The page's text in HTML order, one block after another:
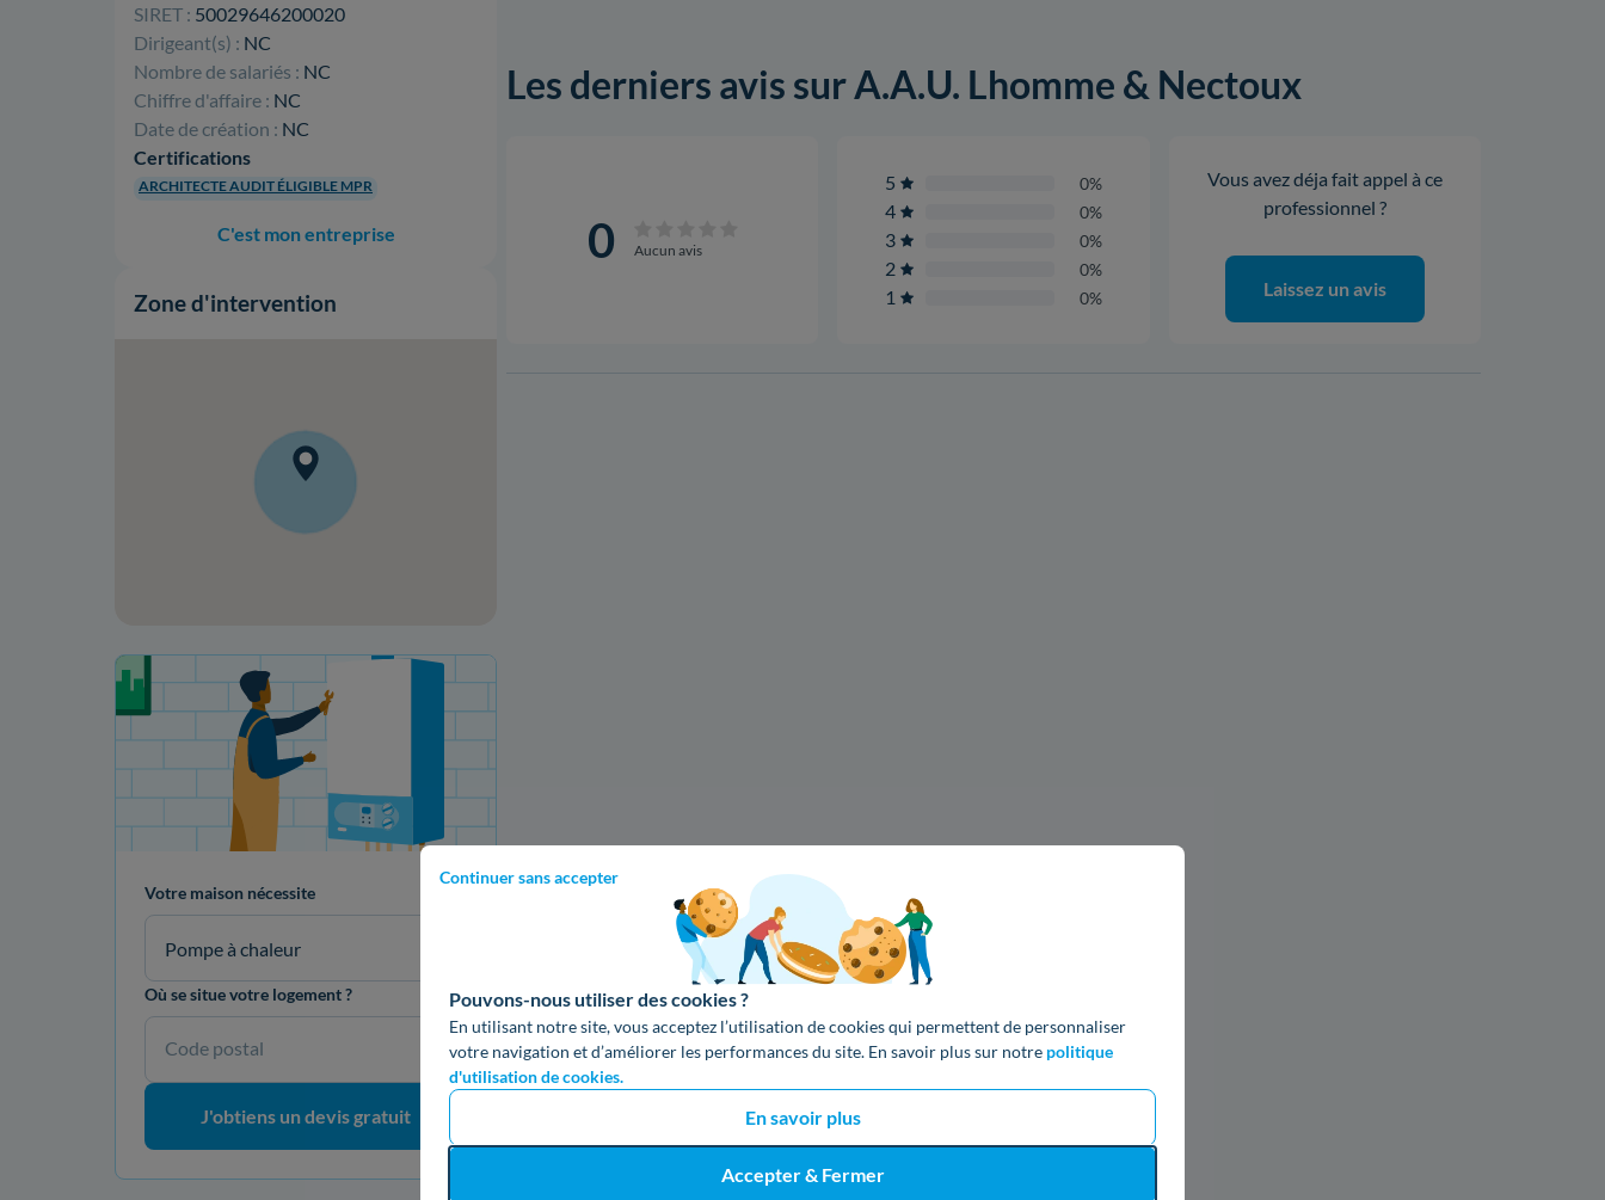
Continuer sans accepter
Pouvons-nous utiliser des cookies ?
En utilisant notre site, vous acceptez l’utilisation de cookies qui permettent de personnaliser
votre navigation et d’améliorer les performances du site. En savoir plus sur notre politique
d'utilisation de cookies.
En savoir plus
Accepter & Fermer
SIRET : 50029646200020
Dirigeant(s) : NC
Nombre de salariés : NC
Chiffre d'affaire : NC
Date de création : NC
Certifications
ARCHITECTE AUDIT ÉLIGIBLE MPR
C'est mon entreprise
Zone d'intervention
Votre projet de rénovation
Votre maison nécessite
Pompe à chaleur
Où se situe votre logement ?
Code postal
J'obtiens un devis gratuit
Les derniers avis sur A.A.U. Lhomme & Nectoux
0 Aucun avis
5 0%
4 0%
3 0%
2 0%
1 0%
Vous avez déja fait appel à ce
professionnel ?
Laissez un avis